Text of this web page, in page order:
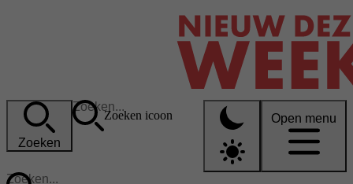
Zoeken
Zoeken icoon Open menu